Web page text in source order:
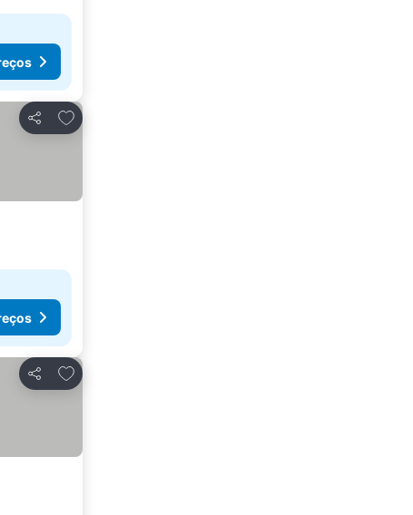
Partilhar
Adicionar aos favoritos
Partilhar
Adicionar aos favoritos